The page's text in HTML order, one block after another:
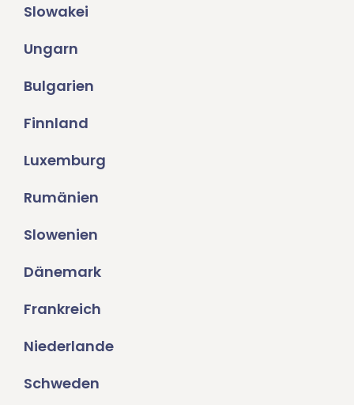
Slowakei
Ungarn
Bulgarien
Finnland
Luxemburg
Rumänien
Slowenien
Dänemark
Frankreich
Niederlande
Schweden